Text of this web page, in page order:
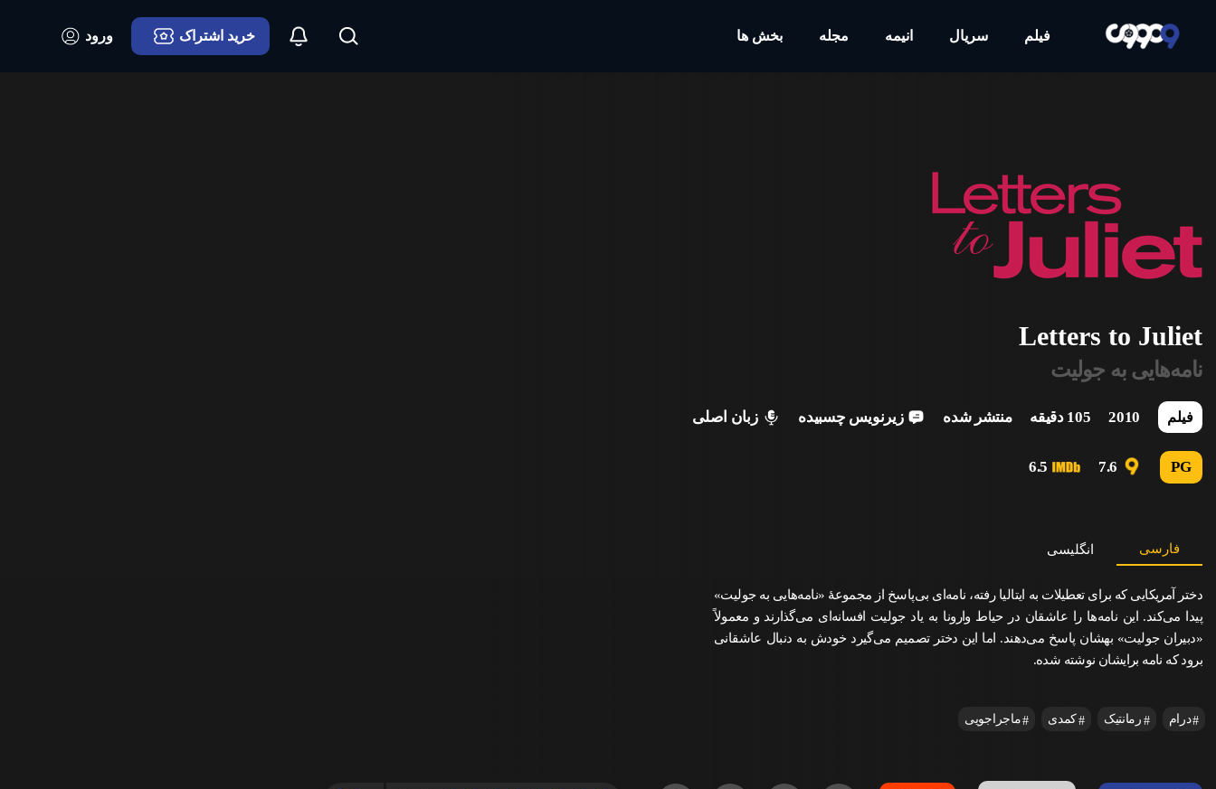
فیلم سریال انیمه مجله بخش ها خرید اشتراک ورود
Letters to Juliet
نامه‌هایی به جولیت
فیلم 2010 105 دقیقه منتشر شده زیرنویس چسبیده زبان اصلی
PG
7.6
6.5
فارسی انگلیسی
دختر آمریکایی که برای تعطیلات به ایتالیا رفته، نامه‌ای بی‌پاسخ از مجموعهٔ «نامه‌هایی به جولیت»
پیدا می‌کند. این نامه‌ها را عاشقان در حیاط وارونا به یاد جولیت افسانه‌ای می‌گذارند و معمولاً
«دبیران جولیت» بهشان پاسخ می‌دهند. اما این دختر تصمیم می‌گیرد خودش به دنبال عاشقانی
برود که نامه برایشان نوشته شده.
درام رمانتیک کمدی ماجراجویی